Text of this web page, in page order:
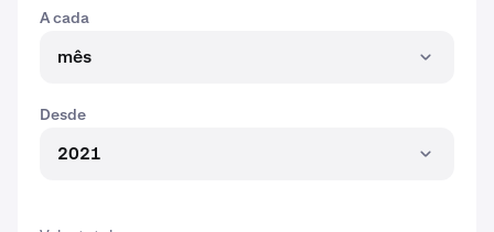
A cada
mês
Desde
2021